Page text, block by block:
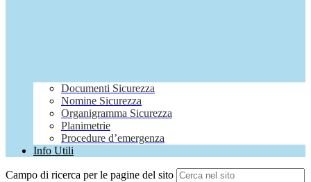
Documenti Sicurezza
Nomine Sicurezza
Organigramma Sicurezza
Planimetrie
Procedure d’emergenza
Info Utili
Campo di ricerca per le pagine del sito